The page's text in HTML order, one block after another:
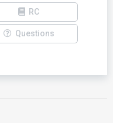
RC
Questions